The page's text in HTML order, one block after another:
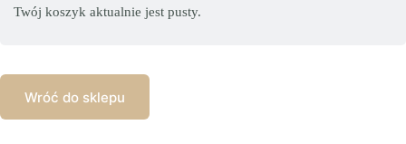
Twój koszyk aktualnie jest pusty.
Wróć do sklepu